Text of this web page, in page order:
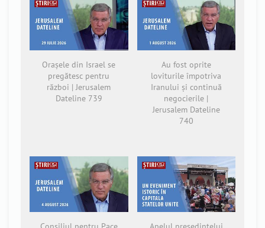
Orașele din Israel se
pregătesc pentru
război | Jerusalem
Dateline 739
Au fost oprite
loviturile împotriva
Iranului și continuă
negocierile |
Jerusalem Dateline
740